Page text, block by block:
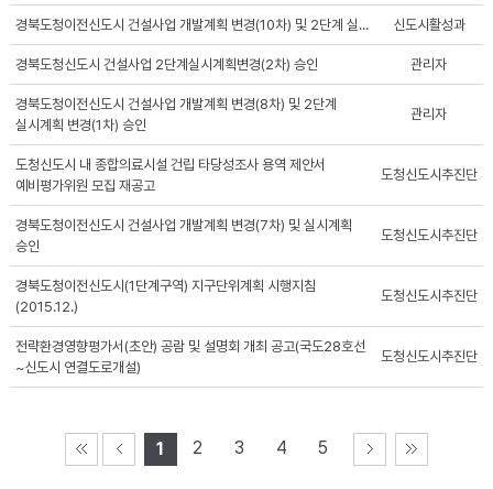
경북도청이전신도시 건설사업 개발계획 변경(10차) 및 2단계 실... 신도시활성과
경북도청신도시 건설사업 2단계실시계획변경(2차) 승인 관리자
경북도청이전신도시 건설사업 개발계획 변경(8차) 및 2단계
실시계획 변경(1차) 승인
관리자
도청신도시 내 종합의료시설 건립 타당성조사 용역 제안서
예비평가위원 모집 재공고
도청신도시추진단
경북도청이전신도시 건설사업 개발계획 변경(7차) 및 실시계획
승인
도청신도시추진단
경북도청이전신도시(1단계구역) 지구단위계획 시행지침
(2015.12.)
도청신도시추진단
전략환경영향평가서(초안) 공람 및 설명회 개최 공고(국도28호선
~신도시 연결도로개설)
도청신도시추진단
1 2 3 4 5